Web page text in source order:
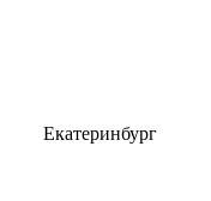
Екатеринбург